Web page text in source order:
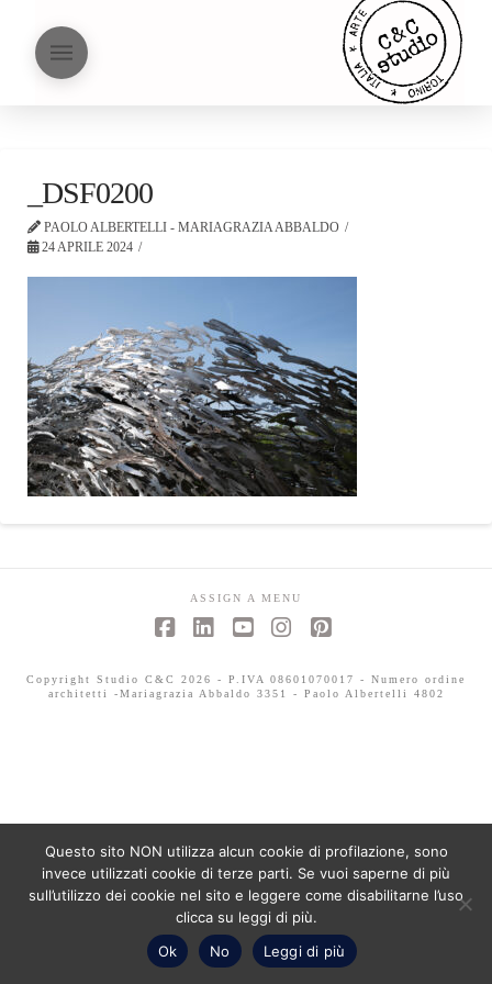
_DSF0200
PAOLO ALBERTELLI - MARIAGRAZIA ABBALDO
24 APRILE 2024
ASSIGN A MENU
Copyright Studio C&C 2026 - P.IVA 08601070017 - Numero ordine
architetti -Mariagrazia Abbaldo 3351 - Paolo Albertelli 4802
Questo sito NON utilizza alcun cookie di profilazione, sono
invece utilizzati cookie di terze parti. Se vuoi saperne di più
sull’utilizzo dei cookie nel sito e leggere come disabilitarne l’uso
clicca su leggi di più.
Ok
No Leggi di più